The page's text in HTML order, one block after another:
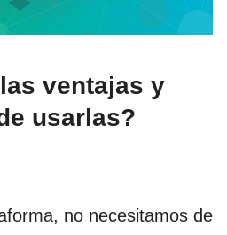
ventajas y
usarlas?
no necesitamos de